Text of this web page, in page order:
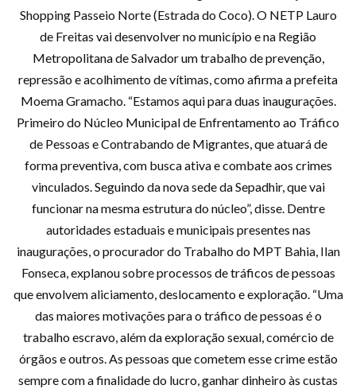
Shopping Passeio Norte (Estrada do Coco). O NETP Lauro
de Freitas vai desenvolver no município e na Região
Metropolitana de Salvador um trabalho de prevenção,
repressão e acolhimento de vítimas, como afirma a prefeita
Moema Gramacho. “Estamos aqui para duas inaugurações.
Primeiro do Núcleo Municipal de Enfrentamento ao Tráfico
de Pessoas e Contrabando de Migrantes, que atuará de
forma preventiva, com busca ativa e combate aos crimes
vinculados. Seguindo da nova sede da Sepadhir, que vai
funcionar na mesma estrutura do núcleo”, disse. Dentre
autoridades estaduais e municipais presentes nas
inaugurações, o procurador do Trabalho do MPT Bahia, Ilan
Fonseca, explanou sobre processos de tráficos de pessoas
que envolvem aliciamento, deslocamento e exploração. “Uma
das maiores motivações para o tráfico de pessoas é o
trabalho escravo, além da exploração sexual, comércio de
órgãos e outros. As pessoas que cometem esse crime estão
sempre com a finalidade do lucro, ganhar dinheiro às custas